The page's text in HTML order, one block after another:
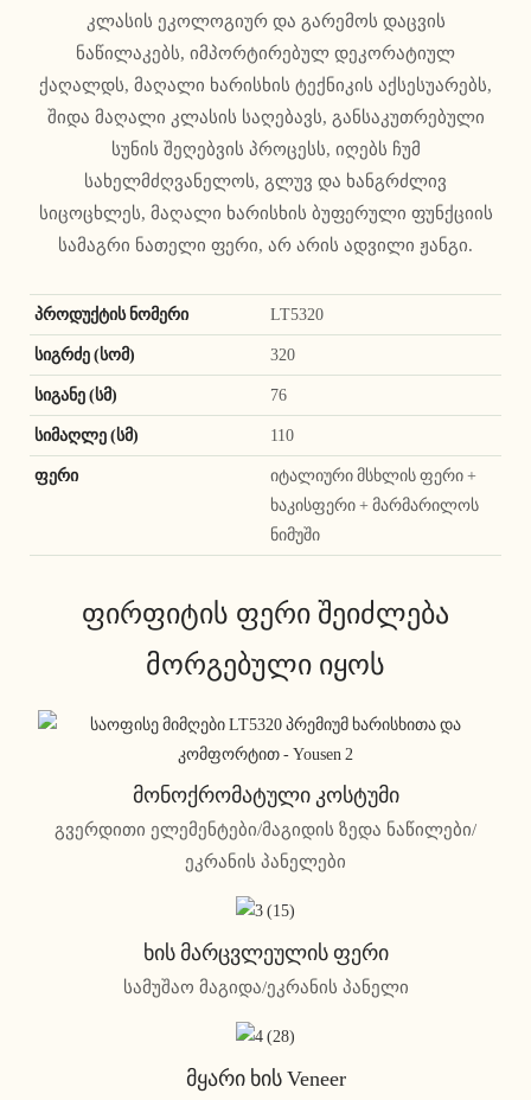
კლასის ეკოლოგიურ და გარემოს დაცვის
ნაწილაკებს, იმპორტირებულ დეკორატიულ
ქაღალდს, მაღალი ხარისხის ტექნიკის აქსესუარებს,
შიდა მაღალი კლასის საღებავს, განსაკუთრებული
სუნის შეღებვის პროცესს, იღებს ჩუმ
სახელმძღვანელოს, გლუვ და ხანგრძლივ
სიცოცხლეს, მაღალი ხარისხის ბუფერული ფუნქციის
სამაგრი ნათელი ფერი, არ არის ადვილი ჟანგი.
პროდუქტის ნომერი LT5320
სიგრძე (სომ) 320
სიგანე (სმ) 76
სიმაღლე (სმ) 110
ფერი
იტალიური მსხლის ფერი +
ხაკისფერი + მარმარილოს
ნიმუში
ფირფიტის ფერი შეიძლება
მორგებული იყოს
Მონოქრომატული Კოსტუმი
გვერდითი ელემენტები/მაგიდის ზედა ნაწილები/
ეკრანის პანელები
Ხის Მარცვლეულის Ფერი
სამუშაო მაგიდა/ეკრანის პანელი
Მყარი Ხის Veneer